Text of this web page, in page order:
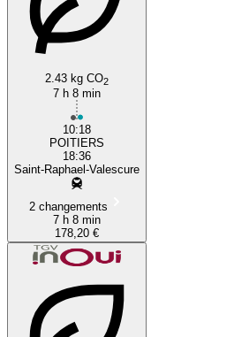
2.43 kg CO2
7 h 8 min
10:18
POITIERS
18:36
Saint-Raphael-Valescure
2 changements
7 h 8 min
178,20 €